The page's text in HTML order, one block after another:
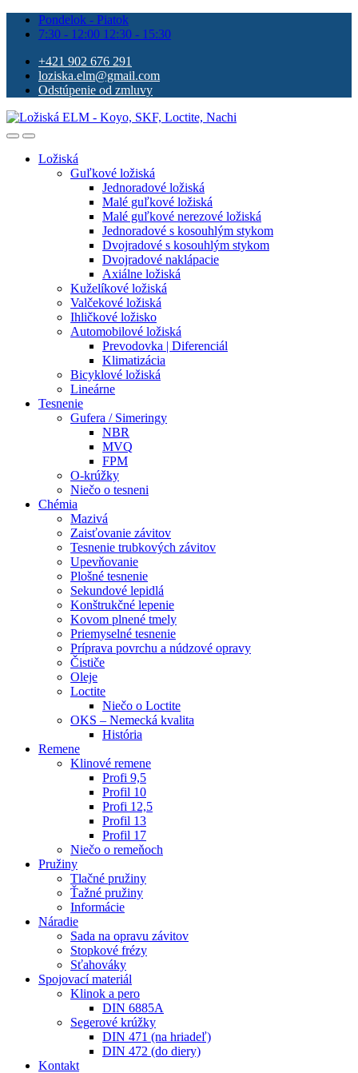
Pondelok - Piatok
7:30 - 12:00 12:30 - 15:30
+421 902 676 291
loziska.elm@gmail.com
Odstúpenie od zmluvy
Ložiská
Guľkové ložiská
Jednoradové ložiská
Malé guľkové ložiská
Malé guľkové nerezové ložiská
Jednoradové s kosouhlým stykom
Dvojradové s kosouhlým stykom
Dvojradové naklápacie
Axiálne ložiská
Kuželíkové ložiská
Valčekové ložiská
Ihličkové ložisko
Automobilové ložiská
Prevodovka | Diferenciál
Klimatizácia
Bicyklové ložiská
Lineárne
Tesnenie
Gufera / Simeringy
NBR
MVQ
FPM
O-krúžky
Niečo o tesneni
Chémia
Mazivá
Zaisťovanie závitov
Tesnenie trubkových závitov
Upevňovanie
Plošné tesnenie
Sekundové lepidlá
Konštrukčné lepenie
Kovom plnené tmely
Priemyselné tesnenie
Príprava povrchu a núdzové opravy
Čističe
Oleje
Loctite
Niečo o Loctite
OKS – Nemecká kvalita
História
Remene
Klinové remene
Profi 9,5
Profil 10
Profi 12,5
Profil 13
Profil 17
Niečo o remeňoch
Pružiny
Tlačné pružiny
Ťažné pružiny
Informácie
Náradie
Sada na opravu závitov
Stopkové frézy
Sťahováky
Spojovací materiál
Klinok a pero
DIN 6885A
Segerové krúžky
DIN 471 (na hriadeľ)
DIN 472 (do diery)
Kontakt